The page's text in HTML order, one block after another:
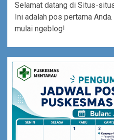
Selamat datang di Situs-
Ini adalah pos pertama
mulai ngeblog!